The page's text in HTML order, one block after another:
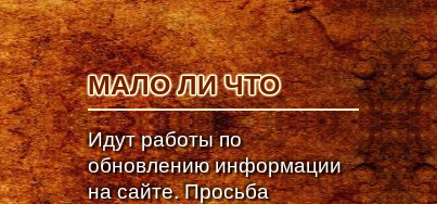
МАЛО ЛИ ЧТО
Идут работы по
обновлению информации
на сайте. Просьба